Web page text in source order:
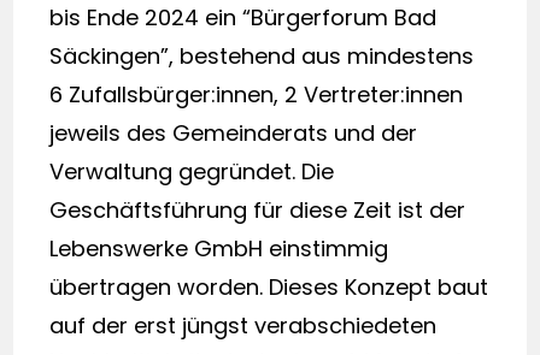
bis Ende 2024 ein “Bürgerforum Bad
Säckingen”, bestehend aus mindestens
6 Zufallsbürger:innen, 2 Vertreter:innen
jeweils des Gemeinderats und der
Verwaltung gegründet. Die
Geschäftsführung für diese Zeit ist der
Lebenswerke GmbH einstimmig
übertragen worden. Dieses Konzept baut
auf der erst jüngst verabschiedeten